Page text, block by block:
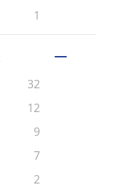
1
32
12
9
7
2